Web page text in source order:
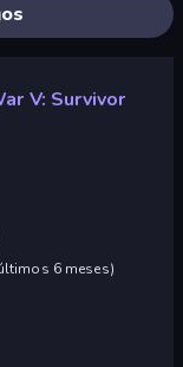
V: Survivor
6 meses)